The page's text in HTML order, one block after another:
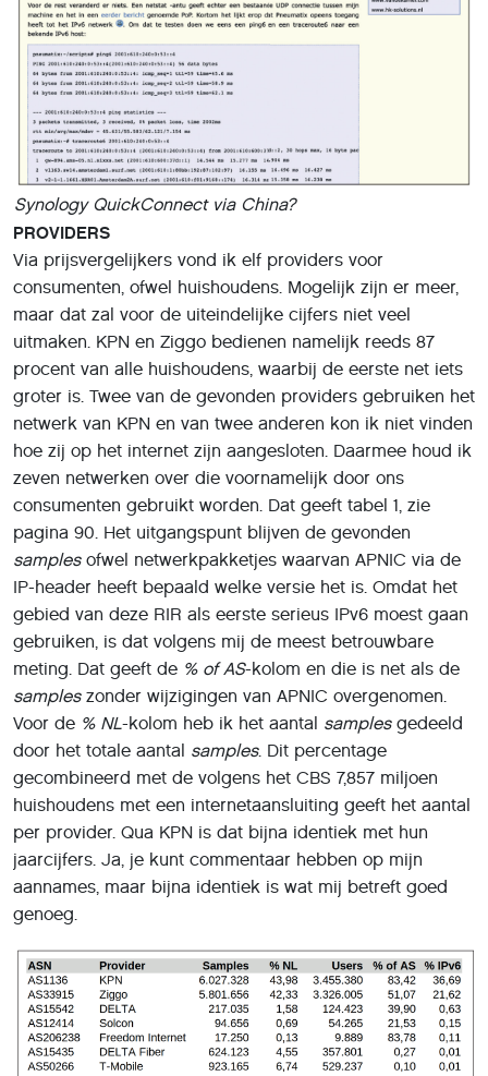
Synology QuickConnect via China?
PROVIDERS
Via prijsvergelijkers vond ik elf providers voor
consumenten, ofwel huishoudens. Mogelijk zijn er meer,
maar dat zal voor de uiteindelijke cijfers niet veel
uitmaken. KPN en Ziggo bedienen namelijk reeds 87
procent van alle huishoudens, waarbij de eerste net iets
groter is. Twee van de gevonden providers gebruiken het
netwerk van KPN en van twee anderen kon ik niet vinden
hoe zij op het internet zijn aangesloten. Daarmee houd ik
zeven netwerken over die voornamelijk door ons
consumenten gebruikt worden. Dat geeft tabel 1, zie
pagina 90. Het uitgangspunt blijven de gevonden
samples ofwel netwerkpakketjes waarvan APNIC via de
IP-header heeft bepaald welke versie het is. Omdat het
gebied van deze RIR als eerste serieus IPv6 moest gaan
gebruiken, is dat volgens mij de meest betrouwbare
meting. Dat geeft de % of AS-kolom en die is net als de
samples zonder wijzigingen van APNIC overgenomen.
Voor de % NL-kolom heb ik het aantal samples gedeeld
door het totale aantal samples. Dit percentage
gecombineerd met de volgens het CBS 7,857 miljoen
huishoudens met een internetaansluiting geeft het aantal
per provider. Qua KPN is dat bijna identiek met hun
jaarcijfers. Ja, je kunt commentaar hebben op mijn
aannames, maar bijna identiek is wat mij betreft goed
genoeg.